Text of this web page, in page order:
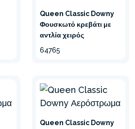
Queen Classic Downy
Φουσκωτό κρεβάτι με
αντλία χειρός
64765
Queen Classic Downy